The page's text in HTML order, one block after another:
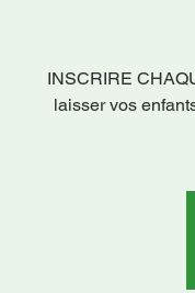
INSCRIRE
laisser vos